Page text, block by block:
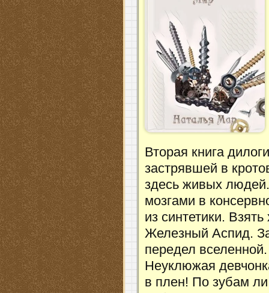
Вторая книга
застрявшей в
здесь живых
мозгами в
из синтетики.
Железный Аспид.
передел
Неуклюжая
в плен! По зубам